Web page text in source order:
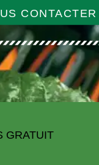
CONTACTER
GRATUIT